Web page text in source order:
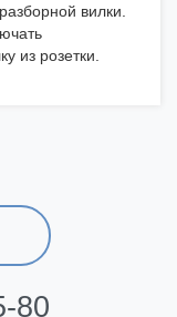
вилки.
из розетки.
80